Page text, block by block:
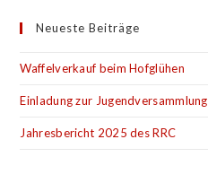
Neueste Beiträge
Waffelverkauf beim Hofglühen
Einladung zur Jugendversammlung
Jahresbericht 2025 des RRC